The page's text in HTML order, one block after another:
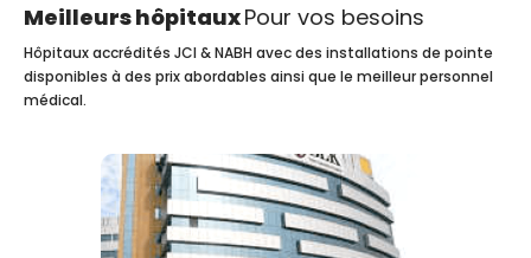
Meilleurs hôpitauxPour vos besoins
Hôpitaux accrédités JCI & NABH avec des installations de pointe
disponibles à des prix abordables ainsi que le meilleur personnel
médical.